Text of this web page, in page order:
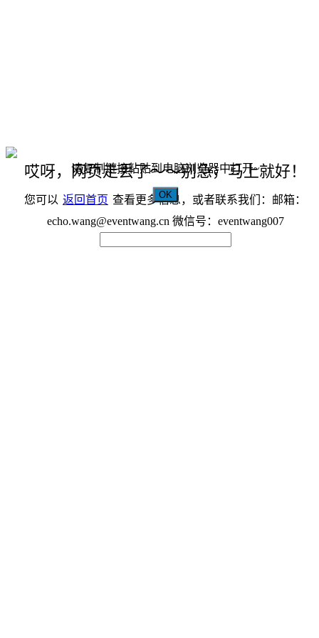
哎呀，网页走丢了～～别急，马上就好！
您可以 返回首页 查看更多信息，或者联系我们：邮箱：
echo.wang@eventwang.cn 微信号：eventwang007
请复制链接粘贴到电脑浏览器中打开~
OK